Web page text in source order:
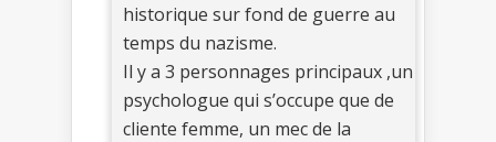
historique sur fond de guerre au
temps du nazisme.
Il y a 3 personnages principaux ,un
psychologue qui s’occupe que de
cliente femme, un mec de la